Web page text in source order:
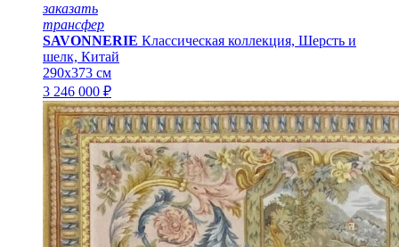
заказать
трансфер
SAVONNERIE Классическая коллекция, Шерсть и
шелк, Китай
290x373 см
3 246 000 ₽